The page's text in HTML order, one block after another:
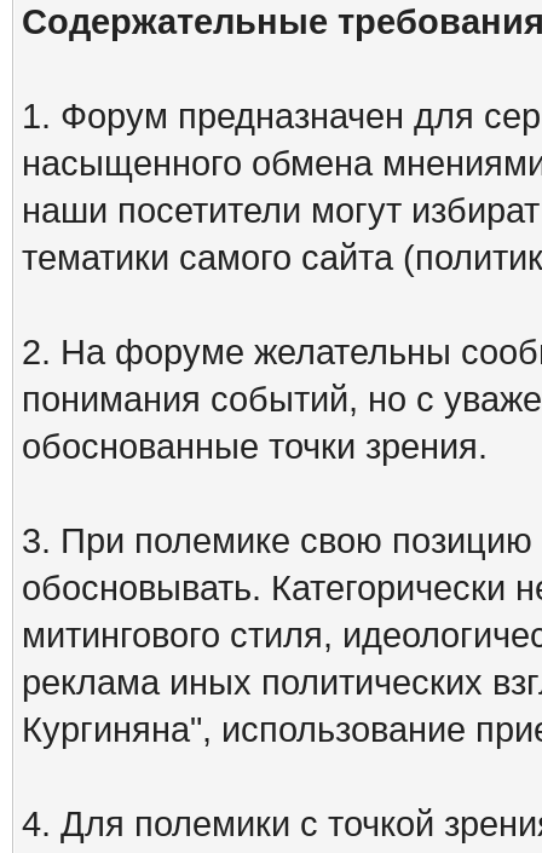
Содержательные
1. Форум предназначен для
насыщенного обмена
наши посетители могут
тематики самого сайта
2. На форуме желательны
понимания событий, но с
обоснованные точки зрения.
3. При полемике свою
обосновывать. Категорически
митингового стиля,
реклама иных политических
Кургиняна", использование
4. Для полемики с точкой